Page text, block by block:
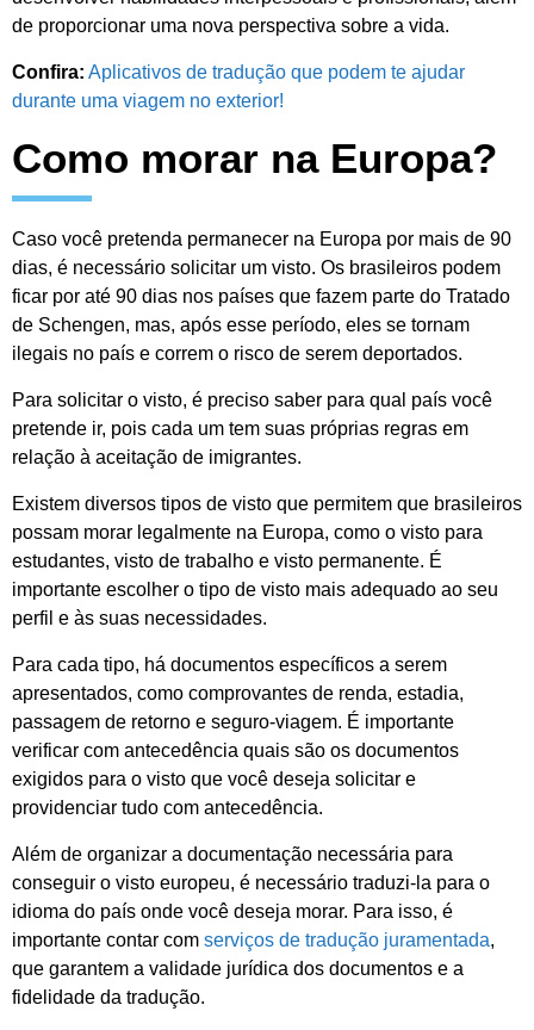
de proporcionar uma nova perspectiva sobre a vida.
Confira: Aplicativos de tradução que podem te ajudar
durante uma viagem no exterior!
Como morar na Europa?
Caso você pretenda permanecer na Europa por mais de 90
dias, é necessário solicitar um visto. Os brasileiros podem
ficar por até 90 dias nos países que fazem parte do Tratado
de Schengen, mas, após esse período, eles se tornam
ilegais no país e correm o risco de serem deportados.
Para solicitar o visto, é preciso saber para qual país você
pretende ir, pois cada um tem suas próprias regras em
relação à aceitação de imigrantes.
Existem diversos tipos de visto que permitem que brasileiros
possam morar legalmente na Europa, como o visto para
estudantes, visto de trabalho e visto permanente. É
importante escolher o tipo de visto mais adequado ao seu
perfil e às suas necessidades.
Para cada tipo, há documentos específicos a serem
apresentados, como comprovantes de renda, estadia,
passagem de retorno e seguro-viagem. É importante
verificar com antecedência quais são os documentos
exigidos para o visto que você deseja solicitar e
providenciar tudo com antecedência.
Além de organizar a documentação necessária para
conseguir o visto europeu, é necessário traduzi-la para o
idioma do país onde você deseja morar. Para isso, é
importante contar com serviços de tradução juramentada,
que garantem a validade jurídica dos documentos e a
fidelidade da tradução.